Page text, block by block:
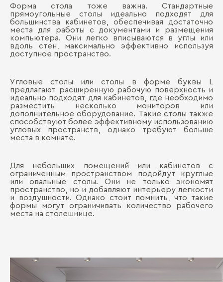
Форма стола тоже важна. Стандартные
прямоугольные столы идеально подходят для
большинства кабинетов, обеспечивая достаточно
места для работы с документами и размещения
компьютера. Они легко вписываются в углы или
вдоль стен, максимально эффективно используя
доступное пространство.
Угловые столы или столы в форме буквы L
предлагают расширенную рабочую поверхность и
идеально подходят для кабинетов, где необходимо
разместить несколько мониторов или
дополнительное оборудование. Такие столы также
способствуют более эффективному использованию
угловых пространств, однако требуют больше
места в комнате.
Для небольших помещений или кабинетов с
ограниченным пространством подойдут круглые
или овальные столы. Они не только экономят
пространство, но и добавляют интерьеру легкости
и воздушности. Однако стоит помнить, что такие
формы могут ограничивать количество рабочего
места на столешнице.